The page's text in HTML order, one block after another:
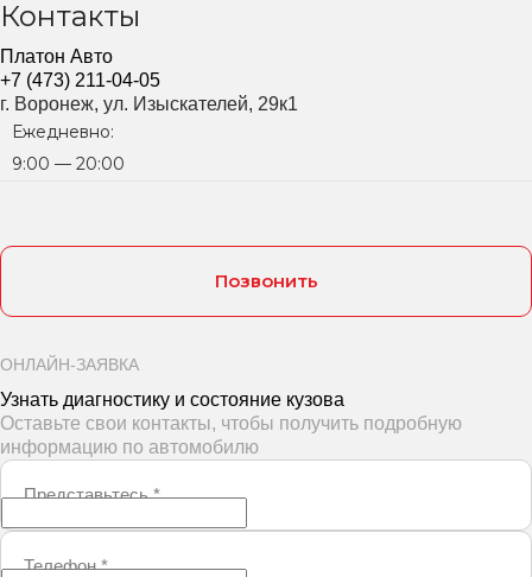
Контакты
Платон Авто
+7 (473) 211-04-05
г. Воронеж, ул. Изыскателей, 29к1
Ежедневно:
9:00 — 20:00
Позвонить
ОНЛАЙН-ЗАЯВКА
Узнать диагностику и состояние кузова
Оставьте свои контакты, чтобы получить подробную
информацию по автомобилю
Представьтесь*
Телефон*